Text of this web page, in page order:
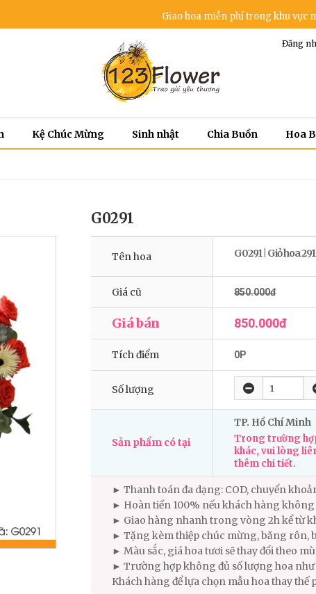
Giao hoa miễn phí trong khu vực nội
Đăng
Kệ Chúc Mừng Sinh nhật Chia Buồn Hoa
G0291
Tên hoa G0291 | Giỏ hoa 291
Giá cũ 850.000đ
Giá bán 850.000đ
Tích điểm 0P
Số lượng
Sản phẩm có tại
TP. Hồ Chí Minh
Trong trường
khác, vui lòng
thêm chi tiết.
► Thanh toán đa dạng: COD, chuyển
► Hoàn tiền 100% nếu khách hàng
► Giao hàng nhanh trong vòng 2h kể từ
► Tặng kèm thiệp chúc mừng, băng rôn,
► Màu sắc, giá hoa tươi sẽ thay đổi theo
► Trường hợp không đủ số lượng hoa như
Khách hàng để lựa chọn mẫu hoa thay thế